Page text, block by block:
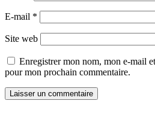
E-mail *
Site web
Enregistrer mon nom, mon e-mail
pour mon prochain commentaire.